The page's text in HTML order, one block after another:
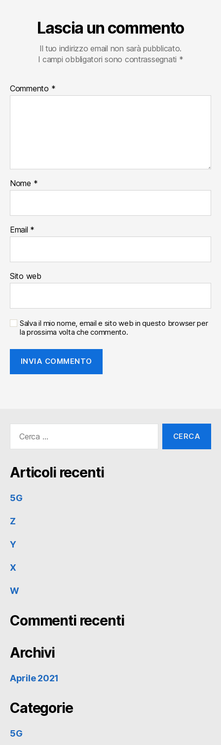
Lascia un commento
Il tuo indirizzo email non sarà pubblicato.
I campi obbligatori sono contrassegnati *
Commento *
Nome *
Email *
Sito web
Salva il mio nome, email e sito web in questo browser per
la prossima volta che commento.
Articoli recenti
5G
Z
Y
X
W
Commenti recenti
Archivi
Aprile 2021
Categorie
5G